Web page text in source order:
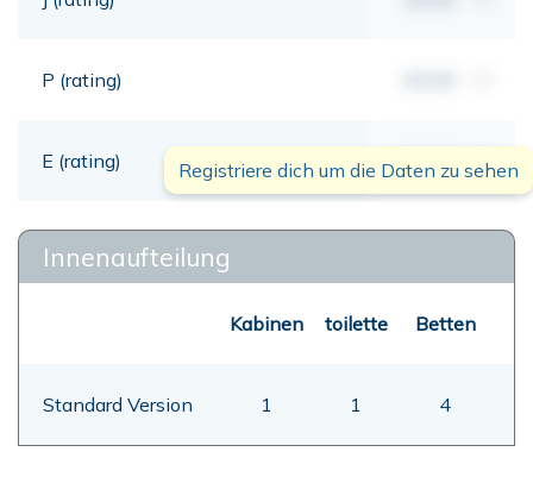
P (rating)
E (rating) 00,00 mt
Registriere dich um die Daten zu sehen
Innenaufteilung
Kabinen toilette Betten
Standard Version 1 1 4